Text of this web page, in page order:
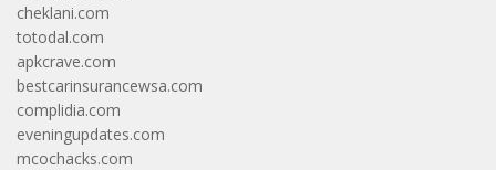
cheklani.com
totodal.com
apkcrave.com
bestcarinsurancewsa.com
complidia.com
eveningupdates.com
mcochacks.com